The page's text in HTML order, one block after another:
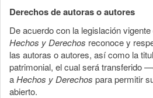
Derechos de autoras o autores
De acuerdo con la legislación
Hechos y Derechos reconoce y
las autoras o autores, así como la
patrimonial, el cual será transferido
aHechos y Derechos para permitir
abierto.